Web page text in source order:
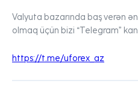
Valyuta bazarında baş verən
olmaq üçün bizi “Telegram”
https://t.me/uforex_az